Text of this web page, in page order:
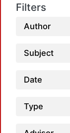
Filters
Author
Subject
Date
Type